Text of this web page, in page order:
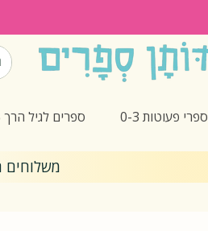
ספרי פעוטות 0-3 ספרים לגיל הרך 3-5
משלוחים חינם 🎁